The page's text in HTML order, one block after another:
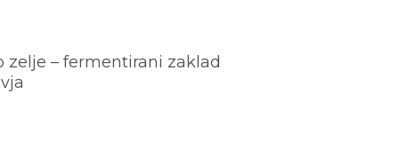
zelje – fermentirani zaklad